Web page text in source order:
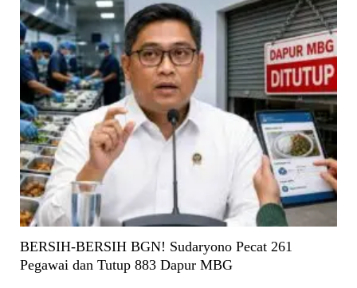
BERSIH-BERSIH BGN! Sudaryono Pecat 261
Pegawai dan Tutup 883 Dapur MBG